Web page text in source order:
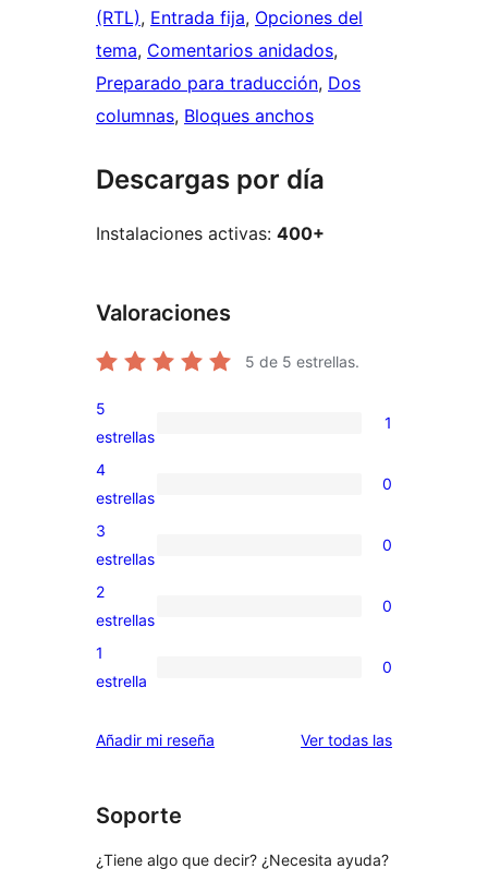
(RTL), Entrada fija, Opciones del
tema, Comentarios anidados
Preparado para traducción, Dos
columnas, Bloques anchos
Descargas por día
Instalaciones activas: 400+
Valoraciones
5 de 5 estrellas.
1
valoración
de
5
estrellas
1
0
valoraciones
de
4
estrellas
0
0
valoraciones
de
3
estrellas
0
0
valoraciones
de
estrellas
2
estrellas
0
0
de
1
estrella
0
Añadir mi reseña Ver todas lasvaloraciones
Soporte
¿Tiene algo que decir? ¿Necesita ayuda?